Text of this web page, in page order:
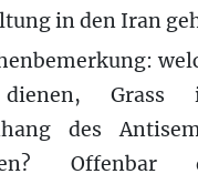
in den Iran
Grass
des